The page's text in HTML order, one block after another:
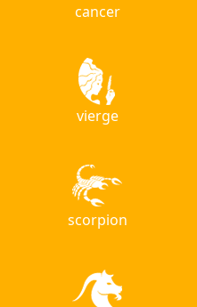
cancer
vierge
scorpion